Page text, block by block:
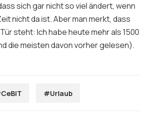
sich gar nicht so viel ändert, wenn
nicht da ist. Aber man merkt, dass
steht: Ich habe heute mehr als 1500
die meisten davon vorher gelesen).
#Urlaub